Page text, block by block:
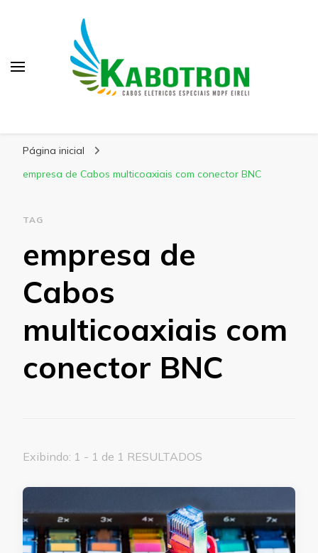
Página inicial
empresa de Cabos multicoaxiais com conector BNC
TAG
empresa de
Cabos
multicoaxiais com
conector BNC
Exibindo: 1 - 1 de 1 RESULTADOS